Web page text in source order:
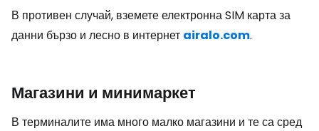
В противен случай, вземете електронна SIM карта за
данни бързо и лесно в интернет airalo.com.
Магазини и минимаркет
В терминалите има много малко магазини и те са сред